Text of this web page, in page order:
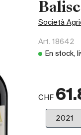
Società
Art. 18642
En stock,
CHF